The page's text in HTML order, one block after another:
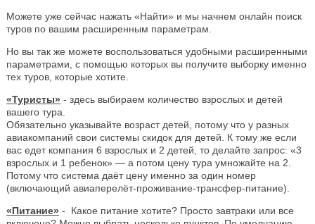
Можете уже сейчас нажать «Найти» и мы начнем онлайн поиск
туров по вашим расширенным параметрам.
Но вы так же можете воспользоваться удобными расширенными
параметрами, с помощью которых вы получите выборку именно
тех туров, которые хотите.
«Туристы» - здесь выбираем количество взрослых и детей
вашего тура.
Обязательно указывайте возраст детей, потому что у разных
авиакомпаний свои системы скидок для детей. К тому же если
вас едет компания 6 взрослых и 2 детей, то делайте запрос: «3
взрослых и 1 ребенок» — а потом цену тура умножайте на 2.
Потому что система даёт цену именно за один номер
(включающий авиаперелёт-проживание-трансфер-питание).
«Питание» - Какое питание хотите? Просто завтраки или все